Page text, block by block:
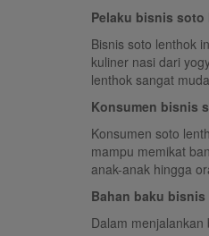
Pelaku bisnis soto
Bisnis soto lenthok
kuliner nasi dari
lenthok sangat
Konsumen bisnis
Konsumen soto
mampu memikat
anak-anak hingga
Bahan baku
Dalam